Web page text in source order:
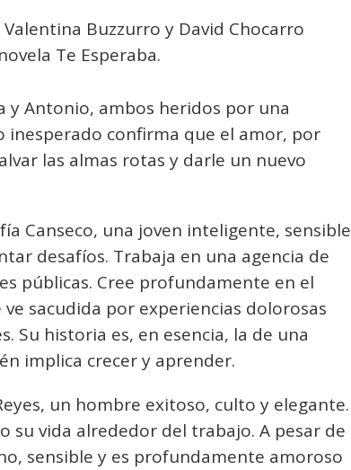
Buzzurro y David Chocarro
Te Esperaba.
y Antonio, ambos heridos por una
inesperado confirma que el amor, por
las almas rotas y darle un nuevo
Canseco, una joven inteligente, sensible
desafíos. Trabaja en una agencia de
públicas. Cree profundamente en el
sacudida por experiencias dolorosas
Su historia es, en esencia, la de una
implica crecer y aprender.
un hombre exitoso, culto y elegante.
su vida alrededor del trabajo. A pesar de
sensible y es profundamente amoroso